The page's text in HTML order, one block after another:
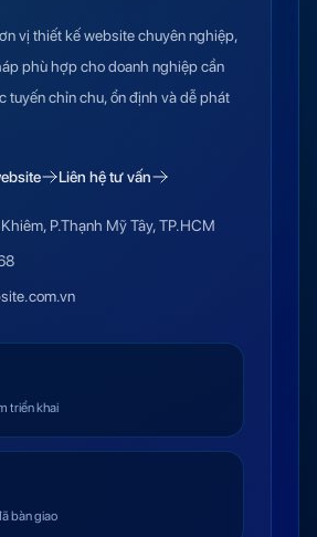
vị thiết kế website chuyên nghiệp,
phù hợp cho doanh nghiệp cần
tuyến chỉn chu, ổn định và dễ phát
Liên hệ tư vấn
P.Thạnh Mỹ Tây, TP.HCM
triển khai
bàn giao